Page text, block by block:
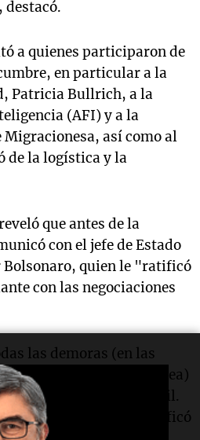
destacó.
a quienes participaron de
en particular a la
Patricia Bullrich, a la
(AFI) y a la
así como al
de la logística y la
que antes de la
con el jefe de Estado
quien le "ratificó
con las negociaciones
las demoras (en las
con la Unión Europea)
nueva autoridad en Brasil.
mi nuevo par y me ratificó